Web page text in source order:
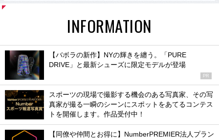
INFORMATION
【バボラの新作】NYの輝きを纏う。「PURE
DRIVE」と最新シューズに限定モデルが登場
PR
スポーツの現場で撮影する機会のある写真家、その写
真家が撮る一瞬のシーンにスポットをあてるコンテス
トを開催します。作品受付中！
【同僚や仲間とお得に】NumberPREMIER法人プラン